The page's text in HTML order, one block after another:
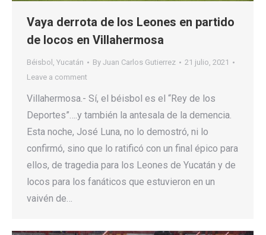
Vaya derrota de los Leones en partido
de locos en Villahermosa
Béisbol , Yucatán By Juan Carlos Gutierrez
21 julio, 2021
Leave a comment
Villahermosa.- Sí, el béisbol es el “Rey de los
Deportes”….y también la antesala de la demencia.
Esta noche, José Luna, no lo demostró, ni lo
confirmó, sino que lo ratificó con un final épico para
ellos, de tragedia para los Leones de Yucatán y de
locos para los fanáticos que estuvieron en un
vaivén de…